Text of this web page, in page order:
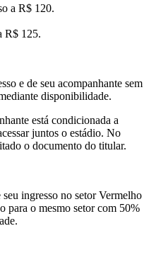
a R$ 120.
R$ 125.
e de seu acompanhante sem
disponibilidade.
está condicionada a
juntos o estádio. No
o documento do titular.
ingresso no setor Vermelho
para o mesmo setor com 50%